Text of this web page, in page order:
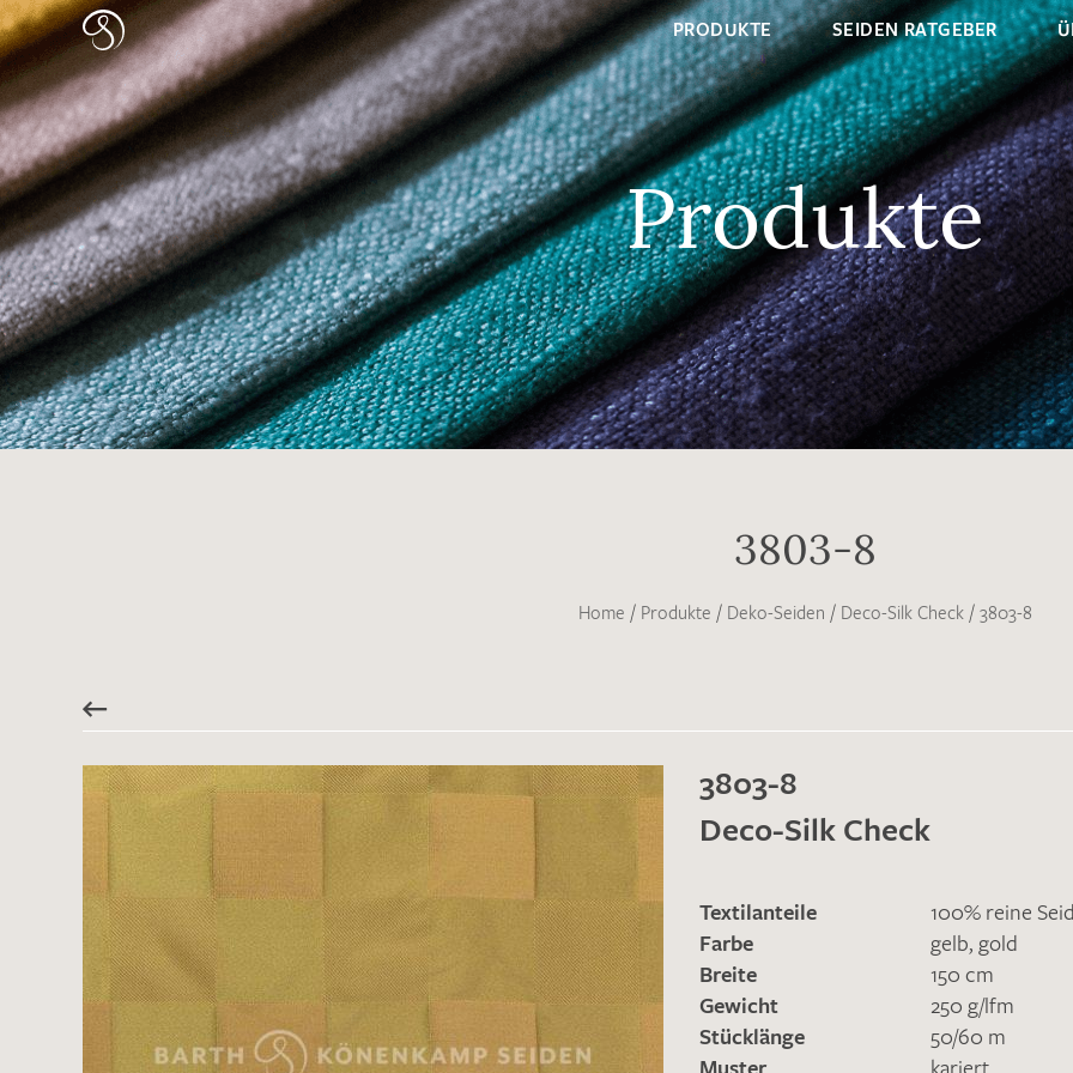
PRODUKTE SEIDEN RATGEBER
Produkte
3803-8
Home / Produkte / Deko-Seiden / Deco-Silk Check / 3803-8
3803-8
Deco-Silk Check
Textilanteile
100% reine
Farbe
gelb, gold
Breite
150 cm
Gewicht
250 g/lfm
Stücklänge
50/60 m
Muster
kariert